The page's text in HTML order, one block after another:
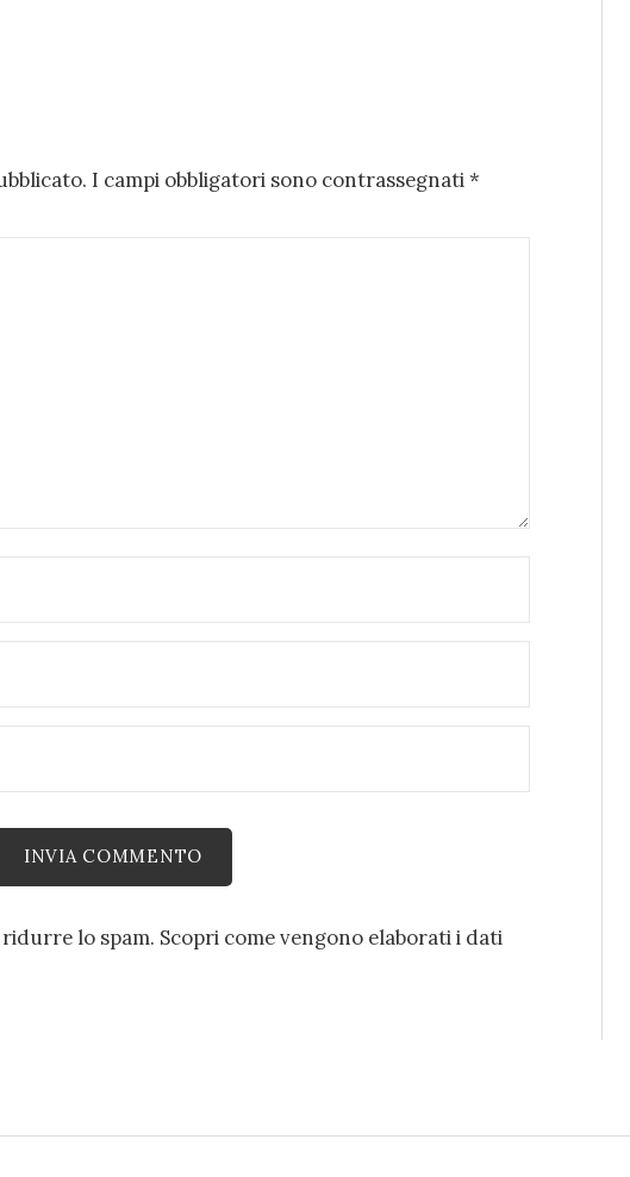
I campi obbligatori sono contrassegnati*
lo spam. Scopri come vengono elaborati i dati